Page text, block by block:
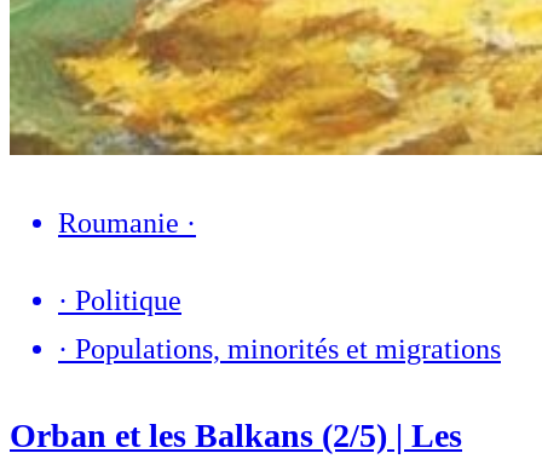
Roumanie ·
· Politique
· Populations, minorités et migrations
Orban et les Balkans (2/5) | Les